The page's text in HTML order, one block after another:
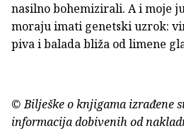
nasilno bohemizirali. A i moje
moraju imati genetski uzrok:
piva i balada bliža od limene
© Bilješke o knjigama izrađene
informacija dobivenih od